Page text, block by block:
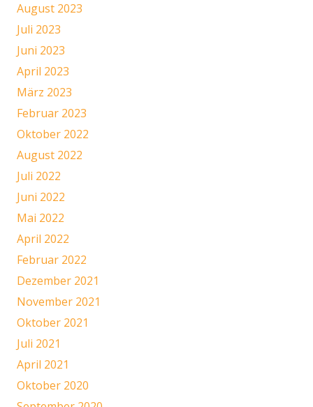
August 2023
Juli 2023
Juni 2023
April 2023
März 2023
Februar 2023
Oktober 2022
August 2022
Juli 2022
Juni 2022
Mai 2022
April 2022
Februar 2022
Dezember 2021
November 2021
Oktober 2021
Juli 2021
April 2021
Oktober 2020